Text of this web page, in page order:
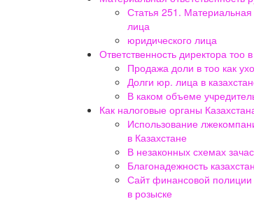
Статья 251. Материальная
лица
юридического лица
Ответственность директора тоо
Продажа доли в тоо как
Долги юр. лица в
В каком объеме
Как налоговые органы
Использование
в Казахстане
В незаконных схемах
Благонадежность
Сайт финансовой полиции
в розыске